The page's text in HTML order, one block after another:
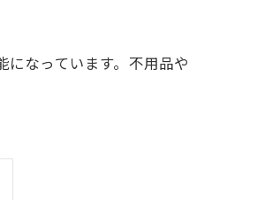
なっています。不用品や